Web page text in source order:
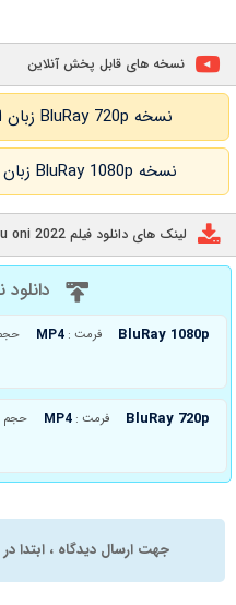
نسخه های قابل پخش آنلاین
نسخه BluRay 720p زبان اصلی
نسخه BluRay 1080p زبان اصلی
لینک های دانلود فیلم Achira ni iru oni 2022
BluRay 1080p فرمت : MP4
BluRay 720p فرمت : MP4 حجم
جهت ارسال دیدگاه ، ابتدا